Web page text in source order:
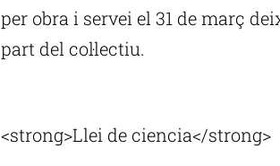
per obra i servei el 31 de març
part del col·lectiu.
<strong>Llei de ciencia</strong>